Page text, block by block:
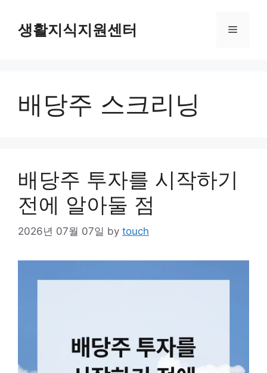
content생활지식지원센터 Menu
배당주 스크리닝
배당주 투자를 시작하기
전에 알아둘 점
2026년 07월 07일 by touch